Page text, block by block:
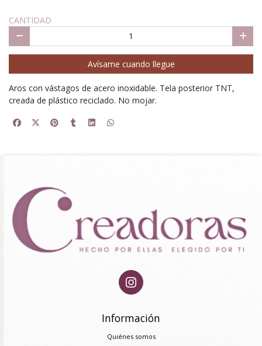
CANTIDAD
Avísame cuando llegue
Aros con vástagos de acero inoxidable. Tela posterior TNT,
creada de plástico reciclado. No mojar.
Información
Quiénes somos